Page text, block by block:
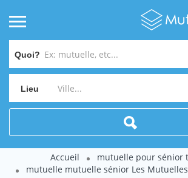
Quoi?
Lieu
Accueil
mutuelle pour sénior
mutuelle mutuelle sénior Les